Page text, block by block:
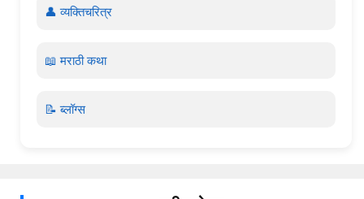
👤 व्यक्तिचरित्र
📖 मराठी कथा
📝 ब्लॉग्स